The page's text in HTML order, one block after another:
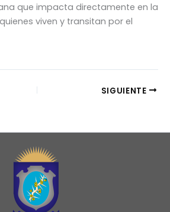
que impacta directamente en la
viven y transitan por el
SIGUIENTE